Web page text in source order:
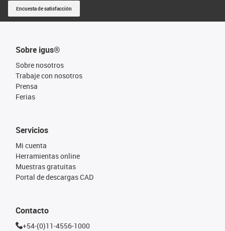
Encuesta de satisfacción
Sobre igus®
Sobre nosotros
Trabaje con nosotros
Prensa
Ferias
Servicios
Mi cuenta
Herramientas online
Muestras gratuitas
Portal de descargas CAD
Contacto
+54-(0)11-4556-1000